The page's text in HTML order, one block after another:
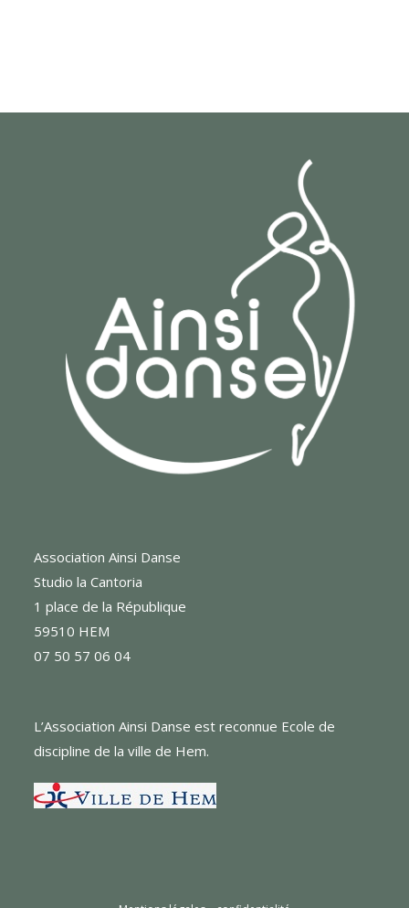
Association Ainsi Danse
Studio la Cantoria
1 place de la République
59510 HEM
07 50 57 06 04
L’Association Ainsi Danse est reconnue Ecole de
discipline de la ville de Hem.